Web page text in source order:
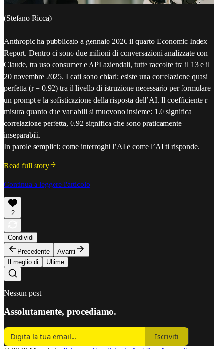
(Stefano Ricca)
Anthropic ha pubblicato a gennaio 2026 il quarto Economic Index
Report. Dentro ci sono due milioni di conversazioni analizzate con
Claude, tra uso consumer e API aziendali, tutte raccolte tra il 13 e il
20 novembre 2025. I dati sono chiari: esiste una correlazione quasi
perfetta (r = 0.92) tra il livello di istruzione necessario per formulare
un prompt e la sofisticazione della risposta dell’AI. Il coefficiente r
misura quanto due variabili si muovono insieme: 1.0 significa
correlazione perfetta, 0.92 significa che sono praticamente
inseparabili.
In parole semplici: come interroghi l’AI è come l’AI ti risponde.
Read full story
Continua a leggere l'articolo
2
Condividi
Precedente
Avanti
Il meglio di
Ultime
Nessun post
Assolutamente, procediamo.
Iscriviti